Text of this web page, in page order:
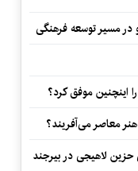
در مسیر توسعه فرهنگی
اینچنین موفق کرد؟
معاصر می‌آفریند؟
لاهیجی در بیرجند